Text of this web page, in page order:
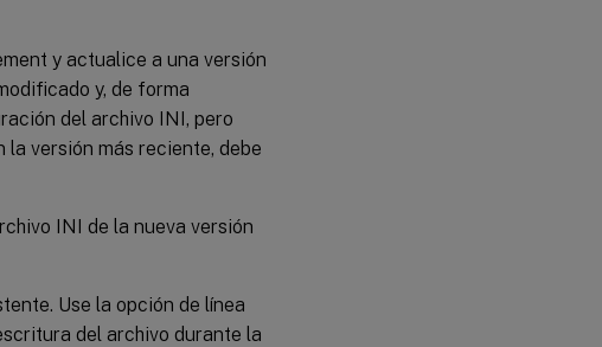
y actualice a una versión
y, de forma
del archivo INI, pero
versión más reciente, debe
INI de la nueva versión
Use la opción de línea
del archivo durante la